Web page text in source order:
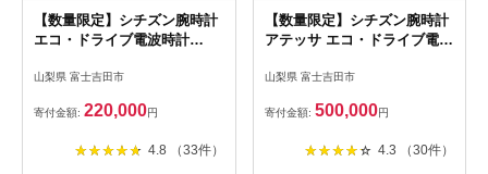
【数量限定】シチズン腕時計
エコ・ドライブ電波時計
山梨県 富士吉田市
寄付金額: 220,000円
4.8 （33件）
【数量限定】シチズン腕時計
アテッサ エコ・ドライブ電波
山梨県 富士吉田市
寄付金額: 500,000円
4.3 （30件）